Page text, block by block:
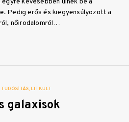
Pedig erős és kiegyensúlyozott a
nőirodalomról…
LITKULT
galaxisok